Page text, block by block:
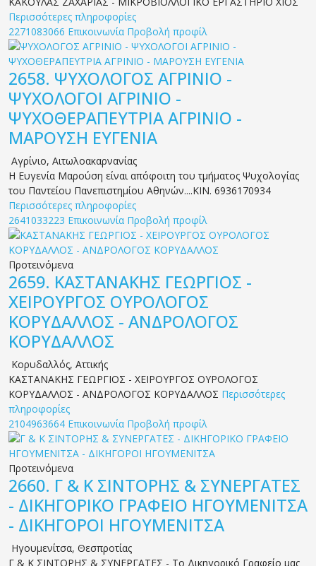
Περισσότερες πληροφορίες
2271083066 Επικοινωνία Προβολή προφίλ
2658. ΨΥΧΟΛΟΓΟΣ ΑΓΡΙΝΙΟ -
ΨΥΧΟΛΟΓΟΙ ΑΓΡΙΝΙΟ -
ΨΥΧΟΘΕΡΑΠΕΥΤΡΙΑ ΑΓΡΙΝΙΟ -
ΜΑΡΟΥΣΗ ΕΥΓΕΝΙΑ
Αγρίνιο, Αιτωλοακαρνανίας
Η Ευγενία Μαρούση είναι απόφοιτη του τμήματος Ψυχολογίας
του Παντείου Πανεπιστημίου Αθηνών....ΚΙΝ. 6936170934
Περισσότερες πληροφορίες
2641033223 Επικοινωνία Προβολή προφίλ
Προτεινόμενα
2659. ΚΑΣΤΑΝΑΚΗΣ ΓΕΩΡΓΙΟΣ -
ΧΕΙΡΟΥΡΓΟΣ ΟΥΡΟΛΟΓΟΣ
ΚΟΡΥΔΑΛΛΟΣ - ΑΝΔΡΟΛΟΓΟΣ
ΚΟΡΥΔΑΛΛΟΣ
Κορυδαλλός, Αττικής
ΚΑΣΤΑΝΑΚΗΣ ΓΕΩΡΓΙΟΣ - ΧΕΙΡΟΥΡΓΟΣ ΟΥΡΟΛΟΓΟΣ
ΚΟΡΥΔΑΛΛΟΣ - ΑΝΔΡΟΛΟΓΟΣ ΚΟΡΥΔΑΛΛΟΣ Περισσότερες
πληροφορίες
2104963664 Επικοινωνία Προβολή προφίλ
Προτεινόμενα
2660. Γ & Κ ΣΙΝΤΟΡΗΣ & ΣΥΝΕΡΓΑΤΕΣ
- ΔΙΚΗΓΟΡΙΚΟ ΓΡΑΦΕΙΟ ΗΓΟΥΜΕΝΙΤΣΑ
- ΔΙΚΗΓΟΡΟΙ ΗΓΟΥΜΕΝΙΤΣΑ
Ηγουμενίτσα, Θεσπροτίας
Γ & Κ ΣΙΝΤΟΡΗΣ & ΣΥΝΕΡΓΑΤΕΣ - Το Δικηγορικό Γραφείο μας